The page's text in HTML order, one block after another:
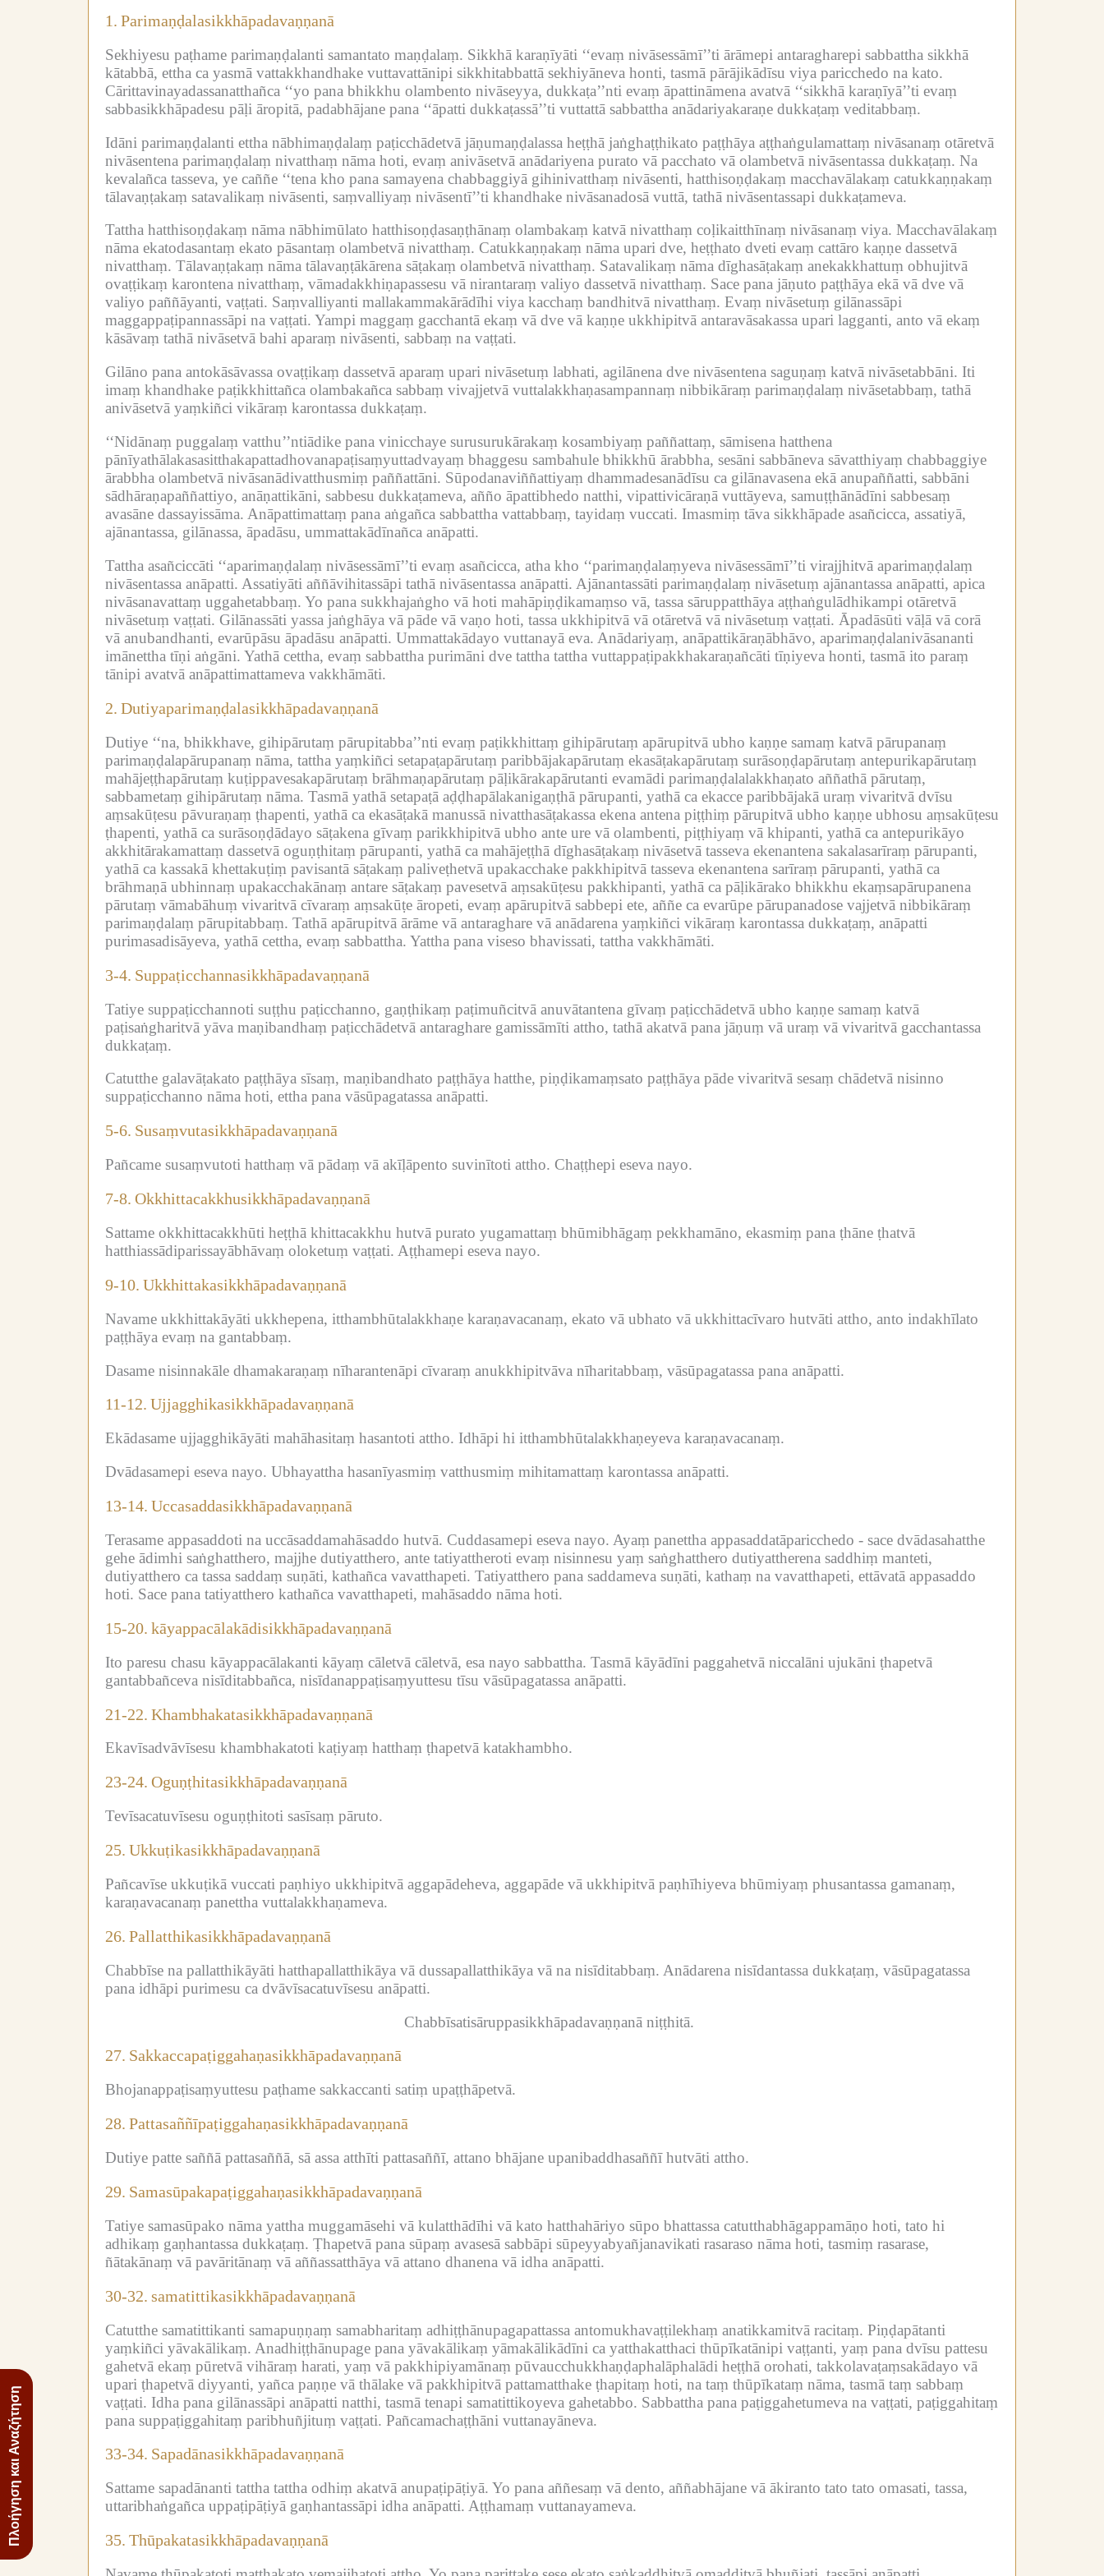
Πλοήγηση και Αναζήτηση
1. Parimaṇḍalasikkhāpadavaṇṇanā
Sekhiyesu paṭhame parimaṇḍalanti samantato maṇḍalaṃ. Sikkhā karaṇīyāti ‘‘evaṃ nivāsessāmī’’ti ārāmepi antaragharepi sabbattha sikkhā
kātabbā, ettha ca yasmā vattakkhandhake vuttavattānipi sikkhitabbattā sekhiyāneva honti, tasmā pārājikādīsu viya paricchedo na kato.
Cārittavinayadassanatthañca ‘‘yo pana bhikkhu olambento nivāseyya, dukkaṭa’’nti evaṃ āpattināmena avatvā ‘‘sikkhā karaṇīyā’’ti evaṃ
sabbasikkhāpadesu pāḷi āropitā, padabhājane pana ‘‘āpatti dukkaṭassā’’ti vuttattā sabbattha anādariyakaraṇe dukkaṭaṃ veditabbaṃ.
Idāni parimaṇḍalanti ettha nābhimaṇḍalaṃ paṭicchādetvā jāṇumaṇḍalassa heṭṭhā jaṅghaṭṭhikato paṭṭhāya aṭṭhaṅgulamattaṃ nivāsanaṃ otāretvā
nivāsentena parimaṇḍalaṃ nivatthaṃ nāma hoti, evaṃ anivāsetvā anādariyena purato vā pacchato vā olambetvā nivāsentassa dukkaṭaṃ. Na
kevalañca tasseva, ye caññe ‘‘tena kho pana samayena chabbaggiyā gihinivatthaṃ nivāsenti, hatthisoṇḍakaṃ macchavālakaṃ catukkaṇṇakaṃ
tālavaṇṭakaṃ satavalikaṃ nivāsenti, saṃvalliyaṃ nivāsentī’’ti khandhake nivāsanadosā vuttā, tathā nivāsentassapi dukkaṭameva.
Tattha hatthisoṇḍakaṃ nāma nābhimūlato hatthisoṇḍasaṇṭhānaṃ olambakaṃ katvā nivatthaṃ coḷikaitthīnaṃ nivāsanaṃ viya. Macchavālakaṃ
nāma ekatodasantaṃ ekato pāsantaṃ olambetvā nivatthaṃ. Catukkaṇṇakaṃ nāma upari dve, heṭṭhato dveti evaṃ cattāro kaṇṇe dassetvā
nivatthaṃ. Tālavaṇṭakaṃ nāma tālavaṇṭākārena sāṭakaṃ olambetvā nivatthaṃ. Satavalikaṃ nāma dīghasāṭakaṃ anekakkhattuṃ obhujitvā
ovaṭṭikaṃ karontena nivatthaṃ, vāmadakkhiṇapassesu vā nirantaraṃ valiyo dassetvā nivatthaṃ. Sace pana jāṇuto paṭṭhāya ekā vā dve vā
valiyo paññāyanti, vaṭṭati. Saṃvalliyanti mallakammakārādīhi viya kacchaṃ bandhitvā nivatthaṃ. Evaṃ nivāsetuṃ gilānassāpi
maggappaṭipannassāpi na vaṭṭati. Yampi maggaṃ gacchantā ekaṃ vā dve vā kaṇṇe ukkhipitvā antaravāsakassa upari lagganti, anto vā ekaṃ
kāsāvaṃ tathā nivāsetvā bahi aparaṃ nivāsenti, sabbaṃ na vaṭṭati.
Gilāno pana antokāsāvassa ovaṭṭikaṃ dassetvā aparaṃ upari nivāsetuṃ labhati, agilānena dve nivāsentena saguṇaṃ katvā nivāsetabbāni. Iti
imaṃ khandhake paṭikkhittañca olambakañca sabbaṃ vivajjetvā vuttalakkhaṇasampannaṃ nibbikāraṃ parimaṇḍalaṃ nivāsetabbaṃ, tathā
anivāsetvā yaṃkiñci vikāraṃ karontassa dukkaṭaṃ.
‘‘Nidānaṃ puggalaṃ vatthu’’ntiādike pana vinicchaye surusurukārakaṃ kosambiyaṃ paññattaṃ, sāmisena hatthena
pānīyathālakasasitthakapattadhovanapaṭisaṃyuttadvayaṃ bhaggesu sambahule bhikkhū ārabbha, sesāni sabbāneva sāvatthiyaṃ chabbaggiye
ārabbha olambetvā nivāsanādivatthusmiṃ paññattāni. Sūpodanaviññattiyaṃ dhammadesanādīsu ca gilānavasena ekā anupaññatti, sabbāni
sādhāraṇapaññattiyo, anāṇattikāni, sabbesu dukkaṭameva, añño āpattibhedo natthi, vipattivicāraṇā vuttāyeva, samuṭṭhānādīni sabbesaṃ
avasāne dassayissāma. Anāpattimattaṃ pana aṅgañca sabbattha vattabbaṃ, tayidaṃ vuccati. Imasmiṃ tāva sikkhāpade asañcicca, assatiyā,
ajānantassa, gilānassa, āpadāsu, ummattakādīnañca anāpatti.
Tattha asañciccāti ‘‘aparimaṇḍalaṃ nivāsessāmī’’ti evaṃ asañcicca, atha kho ‘‘parimaṇḍalaṃyeva nivāsessāmī’’ti virajjhitvā aparimaṇḍalaṃ
nivāsentassa anāpatti. Assatiyāti aññāvihitassāpi tathā nivāsentassa anāpatti. Ajānantassāti parimaṇḍalaṃ nivāsetuṃ ajānantassa anāpatti, apica
nivāsanavattaṃ uggahetabbaṃ. Yo pana sukkhajaṅgho vā hoti mahāpiṇḍikamaṃso vā, tassa sāruppatthāya aṭṭhaṅgulādhikampi otāretvā
nivāsetuṃ vaṭṭati. Gilānassāti yassa jaṅghāya vā pāde vā vaṇo hoti, tassa ukkhipitvā vā otāretvā vā nivāsetuṃ vaṭṭati. Āpadāsūti vāḷā vā corā
vā anubandhanti, evarūpāsu āpadāsu anāpatti. Ummattakādayo vuttanayā eva. Anādariyaṃ, anāpattikāraṇābhāvo, aparimaṇḍalanivāsananti
imānettha tīṇi aṅgāni. Yathā cettha, evaṃ sabbattha purimāni dve tattha tattha vuttappaṭipakkhakaraṇañcāti tīṇiyeva honti, tasmā ito paraṃ
tānipi avatvā anāpattimattameva vakkhāmāti.
2. Dutiyaparimaṇḍalasikkhāpadavaṇṇanā
Dutiye ‘‘na, bhikkhave, gihipārutaṃ pārupitabba’’nti evaṃ paṭikkhittaṃ gihipārutaṃ apārupitvā ubho kaṇṇe samaṃ katvā pārupanaṃ
parimaṇḍalapārupanaṃ nāma, tattha yaṃkiñci setapaṭapārutaṃ paribbājakapārutaṃ ekasāṭakapārutaṃ surāsoṇḍapārutaṃ antepurikapārutaṃ
mahājeṭṭhapārutaṃ kuṭippavesakapārutaṃ brāhmaṇapārutaṃ pāḷikārakapārutanti evamādi parimaṇḍalalakkhaṇato aññathā pārutaṃ,
sabbametaṃ gihipārutaṃ nāma. Tasmā yathā setapaṭā aḍḍhapālakanigaṇṭhā pārupanti, yathā ca ekacce paribbājakā uraṃ vivaritvā dvīsu
aṃsakūṭesu pāvuraṇaṃ ṭhapenti, yathā ca ekasāṭakā manussā nivatthasāṭakassa ekena antena piṭṭhiṃ pārupitvā ubho kaṇṇe ubhosu aṃsakūṭesu
ṭhapenti, yathā ca surāsoṇḍādayo sāṭakena gīvaṃ parikkhipitvā ubho ante ure vā olambenti, piṭṭhiyaṃ vā khipanti, yathā ca antepurikāyo
akkhitārakamattaṃ dassetvā oguṇṭhitaṃ pārupanti, yathā ca mahājeṭṭhā dīghasāṭakaṃ nivāsetvā tasseva ekenantena sakalasarīraṃ pārupanti,
yathā ca kassakā khettakuṭiṃ pavisantā sāṭakaṃ paliveṭhetvā upakacchake pakkhipitvā tasseva ekenantena sarīraṃ pārupanti, yathā ca
brāhmaṇā ubhinnaṃ upakacchakānaṃ antare sāṭakaṃ pavesetvā aṃsakūṭesu pakkhipanti, yathā ca pāḷikārako bhikkhu ekaṃsapārupanena
pārutaṃ vāmabāhuṃ vivaritvā cīvaraṃ aṃsakūṭe āropeti, evaṃ apārupitvā sabbepi ete, aññe ca evarūpe pārupanadose vajjetvā nibbikāraṃ
parimaṇḍalaṃ pārupitabbaṃ. Tathā apārupitvā ārāme vā antaraghare vā anādarena yaṃkiñci vikāraṃ karontassa dukkaṭaṃ, anāpatti
purimasadisāyeva, yathā cettha, evaṃ sabbattha. Yattha pana viseso bhavissati, tattha vakkhāmāti.
3-4. Suppaṭicchannasikkhāpadavaṇṇanā
Tatiye suppaṭicchannoti suṭṭhu paṭicchanno, gaṇṭhikaṃ paṭimuñcitvā anuvātantena gīvaṃ paṭicchādetvā ubho kaṇṇe samaṃ katvā
paṭisaṅgharitvā yāva maṇibandhaṃ paṭicchādetvā antaraghare gamissāmīti attho, tathā akatvā pana jāṇuṃ vā uraṃ vā vivaritvā gacchantassa
dukkaṭaṃ.
Catutthe galavāṭakato paṭṭhāya sīsaṃ, maṇibandhato paṭṭhāya hatthe, piṇḍikamaṃsato paṭṭhāya pāde vivaritvā sesaṃ chādetvā nisinno
suppaṭicchanno nāma hoti, ettha pana vāsūpagatassa anāpatti.
5-6. Susaṃvutasikkhāpadavaṇṇanā
Pañcame susaṃvutoti hatthaṃ vā pādaṃ vā akīḷāpento suvinītoti attho. Chaṭṭhepi eseva nayo.
7-8. Okkhittacakkhusikkhāpadavaṇṇanā
Sattame okkhittacakkhūti heṭṭhā khittacakkhu hutvā purato yugamattaṃ bhūmibhāgaṃ pekkhamāno, ekasmiṃ pana ṭhāne ṭhatvā
hatthiassādiparissayābhāvaṃ oloketuṃ vaṭṭati. Aṭṭhamepi eseva nayo.
9-10. Ukkhittakasikkhāpadavaṇṇanā
Navame ukkhittakāyāti ukkhepena, itthambhūtalakkhaṇe karaṇavacanaṃ, ekato vā ubhato vā ukkhittacīvaro hutvāti attho, anto indakhīlato
paṭṭhāya evaṃ na gantabbaṃ.
Dasame nisinnakāle dhamakaraṇaṃ nīharantenāpi cīvaraṃ anukkhipitvāva nīharitabbaṃ, vāsūpagatassa pana anāpatti.
11-12. Ujjagghikasikkhāpadavaṇṇanā
Ekādasame ujjagghikāyāti mahāhasitaṃ hasantoti attho. Idhāpi hi itthambhūtalakkhaṇeyeva karaṇavacanaṃ.
Dvādasamepi eseva nayo. Ubhayattha hasanīyasmiṃ vatthusmiṃ mihitamattaṃ karontassa anāpatti.
13-14. Uccasaddasikkhāpadavaṇṇanā
Terasame appasaddoti na uccāsaddamahāsaddo hutvā. Cuddasamepi eseva nayo. Ayaṃ panettha appasaddatāparicchedo - sace dvādasahatthe
gehe ādimhi saṅghatthero, majjhe dutiyatthero, ante tatiyattheroti evaṃ nisinnesu yaṃ saṅghatthero dutiyattherena saddhiṃ manteti,
dutiyatthero ca tassa saddaṃ suṇāti, kathañca vavatthapeti. Tatiyatthero pana saddameva suṇāti, kathaṃ na vavatthapeti, ettāvatā appasaddo
hoti. Sace pana tatiyatthero kathañca vavatthapeti, mahāsaddo nāma hoti.
15-20. kāyappacālakādisikkhāpadavaṇṇanā
Ito paresu chasu kāyappacālakanti kāyaṃ cāletvā cāletvā, esa nayo sabbattha. Tasmā kāyādīni paggahetvā niccalāni ujukāni ṭhapetvā
gantabbañceva nisīditabbañca, nisīdanappaṭisaṃyuttesu tīsu vāsūpagatassa anāpatti.
21-22. Khambhakatasikkhāpadavaṇṇanā
Ekavīsadvāvīsesu khambhakatoti kaṭiyaṃ hatthaṃ ṭhapetvā katakhambho.
23-24. Oguṇṭhitasikkhāpadavaṇṇanā
Tevīsacatuvīsesu oguṇṭhitoti sasīsaṃ pāruto.
25. Ukkuṭikasikkhāpadavaṇṇanā
Pañcavīse ukkuṭikā vuccati paṇhiyo ukkhipitvā aggapādeheva, aggapāde vā ukkhipitvā paṇhīhiyeva bhūmiyaṃ phusantassa gamanaṃ,
karaṇavacanaṃ panettha vuttalakkhaṇameva.
26. Pallatthikasikkhāpadavaṇṇanā
Chabbīse na pallatthikāyāti hatthapallatthikāya vā dussapallatthikāya vā na nisīditabbaṃ. Anādarena nisīdantassa dukkaṭaṃ, vāsūpagatassa
pana idhāpi purimesu ca dvāvīsacatuvīsesu anāpatti.
Chabbīsatisāruppasikkhāpadavaṇṇanā niṭṭhitā.
27. Sakkaccapaṭiggahaṇasikkhāpadavaṇṇanā
Bhojanappaṭisaṃyuttesu paṭhame sakkaccanti satiṃ upaṭṭhāpetvā.
28. Pattasaññīpaṭiggahaṇasikkhāpadavaṇṇanā
Dutiye patte saññā pattasaññā, sā assa atthīti pattasaññī, attano bhājane upanibaddhasaññī hutvāti attho.
29. Samasūpakapaṭiggahaṇasikkhāpadavaṇṇanā
Tatiye samasūpako nāma yattha muggamāsehi vā kulatthādīhi vā kato hatthahāriyo sūpo bhattassa catutthabhāgappamāṇo hoti, tato hi
adhikaṃ gaṇhantassa dukkaṭaṃ. Ṭhapetvā pana sūpaṃ avasesā sabbāpi sūpeyyabyañjanavikati rasaraso nāma hoti, tasmiṃ rasarase,
ñātakānaṃ vā pavāritānaṃ vā aññassatthāya vā attano dhanena vā idha anāpatti.
30-32. samatittikasikkhāpadavaṇṇanā
Catutthe samatittikanti samapuṇṇaṃ samabharitaṃ adhiṭṭhānupagapattassa antomukhavaṭṭilekhaṃ anatikkamitvā racitaṃ. Piṇḍapātanti
yaṃkiñci yāvakālikaṃ. Anadhiṭṭhānupage pana yāvakālikaṃ yāmakālikādīni ca yatthakatthaci thūpīkatānipi vaṭṭanti, yaṃ pana dvīsu pattesu
gahetvā ekaṃ pūretvā vihāraṃ harati, yaṃ vā pakkhipiyamānaṃ pūvaucchukkhaṇḍaphalāphalādi heṭṭhā orohati, takkolavaṭaṃsakādayo vā
upari ṭhapetvā diyyanti, yañca paṇṇe vā thālake vā pakkhipitvā pattamatthake ṭhapitaṃ hoti, na taṃ thūpīkataṃ nāma, tasmā taṃ sabbaṃ
vaṭṭati. Idha pana gilānassāpi anāpatti natthi, tasmā tenapi samatittikoyeva gahetabbo. Sabbattha pana paṭiggahetumeva na vaṭṭati, paṭiggahitaṃ
pana suppaṭiggahitaṃ paribhuñjituṃ vaṭṭati. Pañcamachaṭṭhāni vuttanayāneva.
33-34. Sapadānasikkhāpadavaṇṇanā
Sattame sapadānanti tattha tattha odhiṃ akatvā anupaṭipāṭiyā. Yo pana aññesaṃ vā dento, aññabhājane vā ākiranto tato tato omasati, tassa,
uttaribhaṅgañca uppaṭipāṭiyā gaṇhantassāpi idha anāpatti. Aṭṭhamaṃ vuttanayameva.
35. Thūpakatasikkhāpadavaṇṇanā